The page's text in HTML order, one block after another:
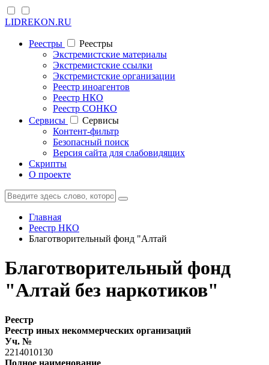
LIDREKON.RU
Реестры
Реестры
Экстремистские материалы
Экстремистские ссылки
Экстремистские организации
Реестр иноагентов
Реестр НКО
Реестр СОНКО
Cервисы
Cервисы
Контент-фильтр
Безопасный поиск
Версия сайта для слабовидящих
Скрипты
О проекте
Главная
Реестр НКО
Благотворительный фонд "Алтай
Благотворительный фонд
"Алтай без наркотиков"
Реестр
Реестр иных некоммерческих организаций
Уч. №
2214010130
Полное наименование